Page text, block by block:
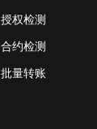
授权检测
合约检测
批量转账